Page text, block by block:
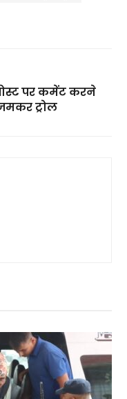
पर कमेंट करने
ट्रोल